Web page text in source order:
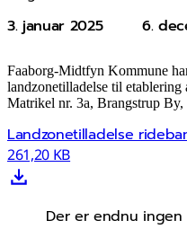
3. januar 2025 6.
Faaborg-Midtfyn Kommune
landzonetilladelse til
Matrikel nr. 3a, Brangstrup By,
Landzonetilladelse
261,20 KB
Der er endnu